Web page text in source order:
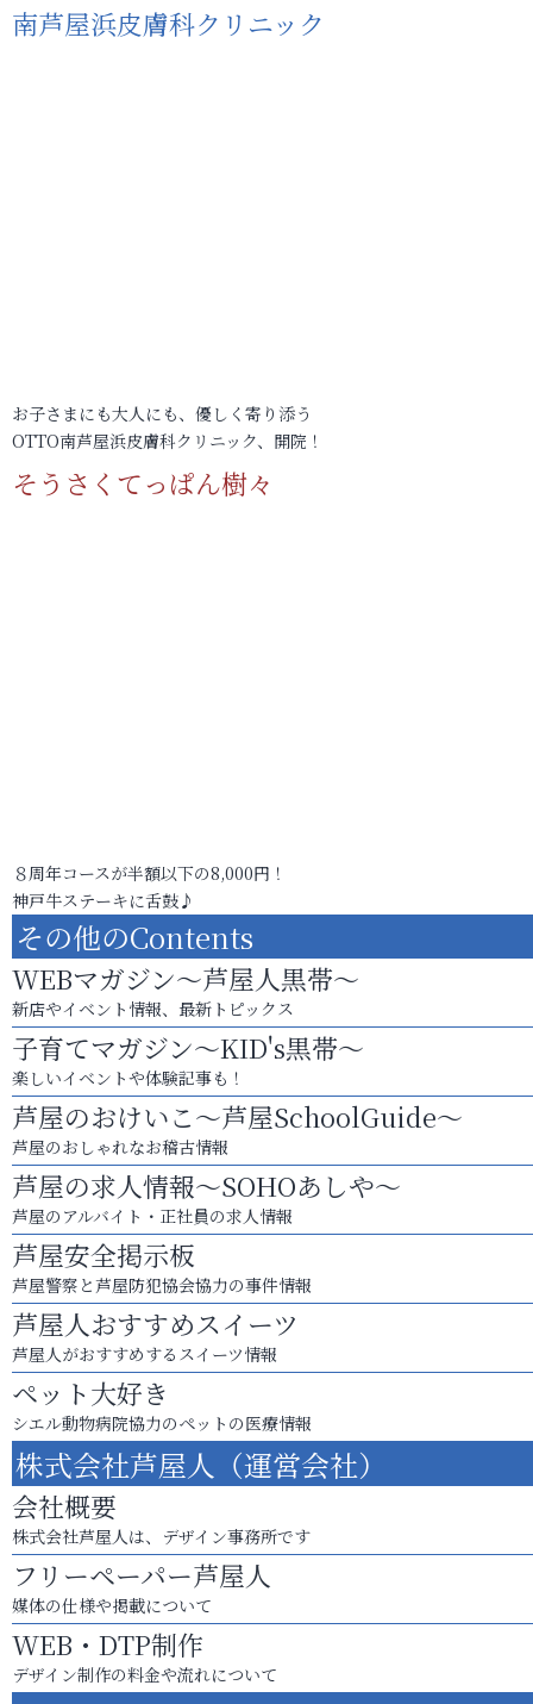
南芦屋浜皮膚科クリニック
お子さまにも大人にも、優しく寄り添う
OTTO南芦屋浜皮膚科クリニック、開院！
そうさくてっぱん樹々
８周年コースが半額以下の8,000円！
神戸牛ステーキに舌鼓♪
その他のContents
WEBマガジン～芦屋人黒帯～
新店やイベント情報、最新トピックス
子育てマガジン～KID's黒帯～
楽しいイベントや体験記事も！
芦屋のおけいこ～芦屋SchoolGuide～
芦屋のおしゃれなお稽古情報
芦屋の求人情報～SOHOあしや～
芦屋のアルバイト・正社員の求人情報
芦屋安全掲示板
芦屋警察と芦屋防犯協会協力の事件情報
芦屋人おすすめスイーツ
芦屋人がおすすめするスイーツ情報
ペット大好き
シエル動物病院協力のペットの医療情報
株式会社芦屋人（運営会社）
会社概要
株式会社芦屋人は、デザイン事務所です
フリーペーパー芦屋人
媒体の仕様や掲載について
WEB・DTP制作
デザイン制作の料金や流れについて